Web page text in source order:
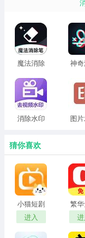
5.软件中提供的各
畅。
6.它们是实用的工
助，可以随时用来创
神奇消除笔亮点
1.高清视频提取:
无损
2.视频水印去除:
海量热门视频，一
字水印，美化图像和
3.图像变得更加清晰:
魔法消除
神
消除水印
图
猜你喜欢
小猫短剧
红包版
进入
繁
短